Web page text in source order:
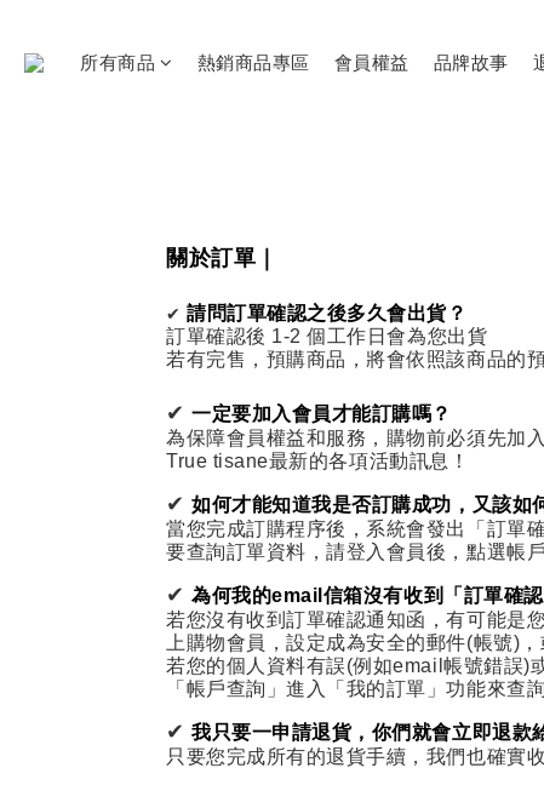
所有商品 熱銷商品專區 會員權益 品牌故事
關於訂單｜
✔ 請問訂單確認之後多久會出貨？
訂單確認後 1-2 個工作日會為您出貨
若有完售，預購商品，將會依照該商品的
✔一定要加入會員才能訂購嗎？
為保障會員權益和服務，購物前必須先加
True tisane最新的各項活動訊息！
✔如何才能知道我是否訂購成功，又該如
當您完成訂購程序後，系統會發出「訂單
要查詢訂單資料，請登入會員後，點選帳
✔為何我的email信箱沒有收到「訂單確
若您沒有收到訂單確認通知函，有可能是
上購物會員，設定成為安全的郵件(帳號)
若您的個人資料有誤(例如email帳號錯誤)
「帳戶查詢」進入「我的訂單」功能來查
✔我只要一申請退貨，你們就會立即退款
只要您完成所有的退貨手續，我們也確實